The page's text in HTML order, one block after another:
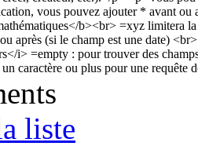
liste